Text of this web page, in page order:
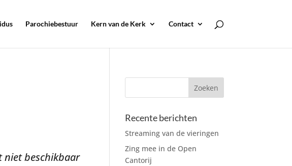
Parochiebestuur Kern van de Kerk Contact
niet beschikbaar
Recente berichten
Streaming van de vieringen
Zing mee in de Open
Cantorij